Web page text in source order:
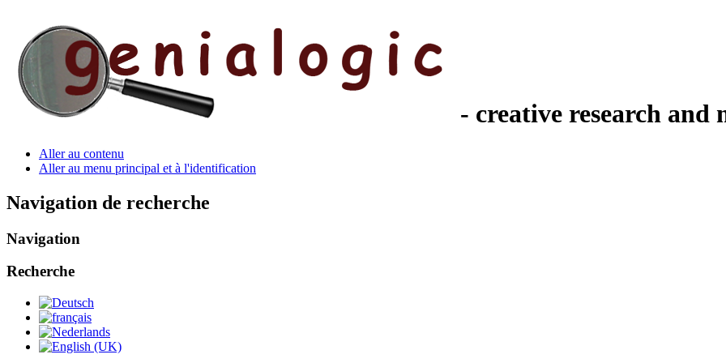
- creative research and
Aller au contenu
Aller au menu principal et à l'identification
Navigation de recherche
Navigation
Recherche